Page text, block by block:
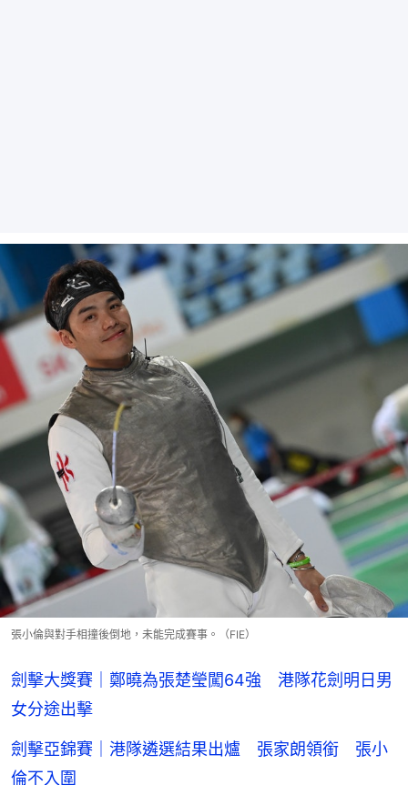
張小倫與對手相撞後倒地，未能完成賽事。（FIE）
劍擊大獎賽｜鄭曉為張楚瑩闖64強 港隊花劍明日男
女分途出擊
劍擊亞錦賽｜港隊遴選結果出爐 張家朗領銜 張小
倫不入圍